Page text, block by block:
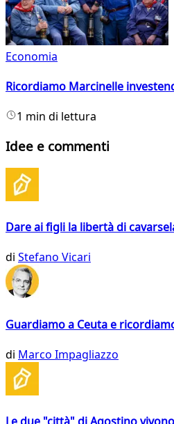
Economia
Ricordiamo Marcinelle
1 min di lettura
Idee e commenti
Dare ai figli la libertà di
di Stefano Vicari
Guardiamo a Ceuta e
di Marco Impagliazzo